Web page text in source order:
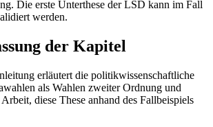
Die erste Unterthese der LSD kann im Fall
werden.
der Kapitel
erläutert die politikwissenschaftliche
als Wahlen zweiter Ordnung und
diese These anhand des Fallbeispiels